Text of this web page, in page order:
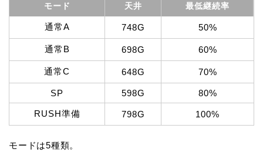
モード 天井 最低継続率
通常A 748G 50%
通常B 698G 60%
通常C 648G 70%
SP 598G 80%
RUSH準備 798G 100%
モードは5種類。